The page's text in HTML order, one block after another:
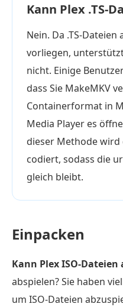
Kann Plex .TS-
Nein. Da .TS-
vorliegen,
nicht. Einige
dass Sie MakeMKV
Containerformat in
Media Player es
dieser Methode
codiert, sodass die
gleich bleibt.
Einpacken
Kann Plex ISO-Dateien
abspielen? Sie haben
um ISO-Dateien